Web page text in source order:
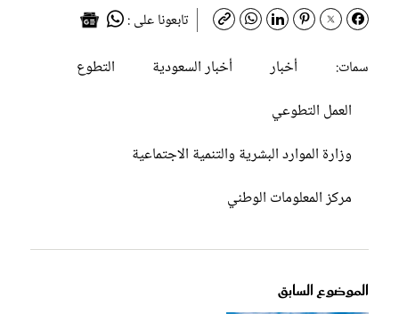
تابعونا على :
سمات:
أخبار أخبار السعودية
التطوع
العمل التطوعي
وزارة الموارد البشرية والتنمية الاجتماعية
مركز المعلومات الوطني
الموضوع السابق